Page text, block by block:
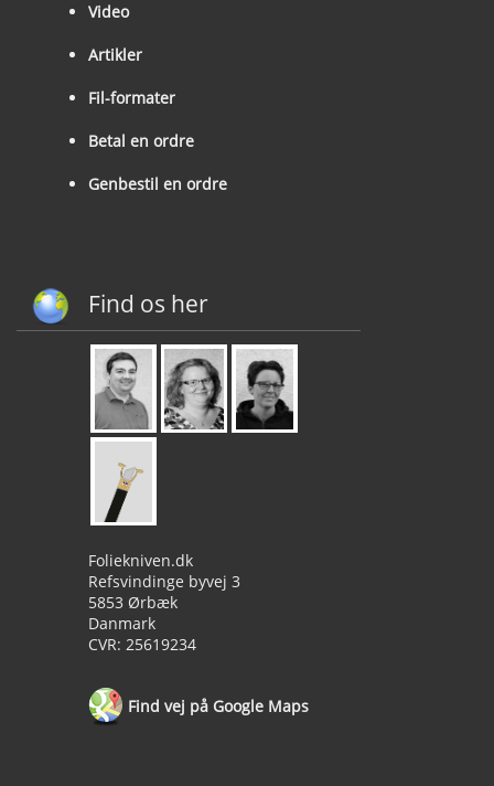
Video
Artikler
Fil-formater
Betal en ordre
Genbestil en ordre
Find os her
Foliekniven.dk
Refsvindinge byvej 3
5853 Ørbæk
Danmark
CVR: 25619234
Find vej på Google Maps